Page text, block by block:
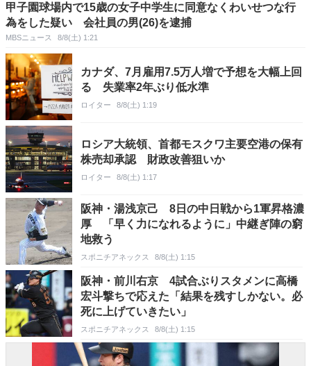
甲子園球場内で15歳の女子中学生に同意なくわいせつな行
為をした疑い 会社員の男(26)を逮捕
MBSニュース 8/8(土) 1:21
カナダ、7月雇用7.5万人増で予想を大幅上回
る 失業率2年ぶり低水準
ロイター 8/8(土) 1:19
ロシア大統領、首都モスクワ主要空港の保有
株売却承認 財政改善狙いか
ロイター 8/8(土) 1:17
阪神・湯浅京己 8日の中日戦から1軍昇格濃
厚 「早く力になれるように」中継ぎ陣の窮
地救う
スポニチアネックス 8/8(土) 1:15
阪神・前川右京 4試合ぶりスタメンに高橋
宏斗撃ちで応えた「結果を残すしかない。必
死に上げていきたい」
スポニチアネックス 8/8(土) 1:15